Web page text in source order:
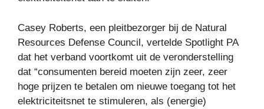
Casey Roberts, een pleitbezorger bij de Natural
Resources Defense Council, vertelde Spotlight PA
dat het verband voortkomt uit de veronderstelling
dat “consumenten bereid moeten zijn zeer, zeer
hoge prijzen te betalen om nieuwe toegang tot het
elektriciteitsnet te stimuleren, als (energie)